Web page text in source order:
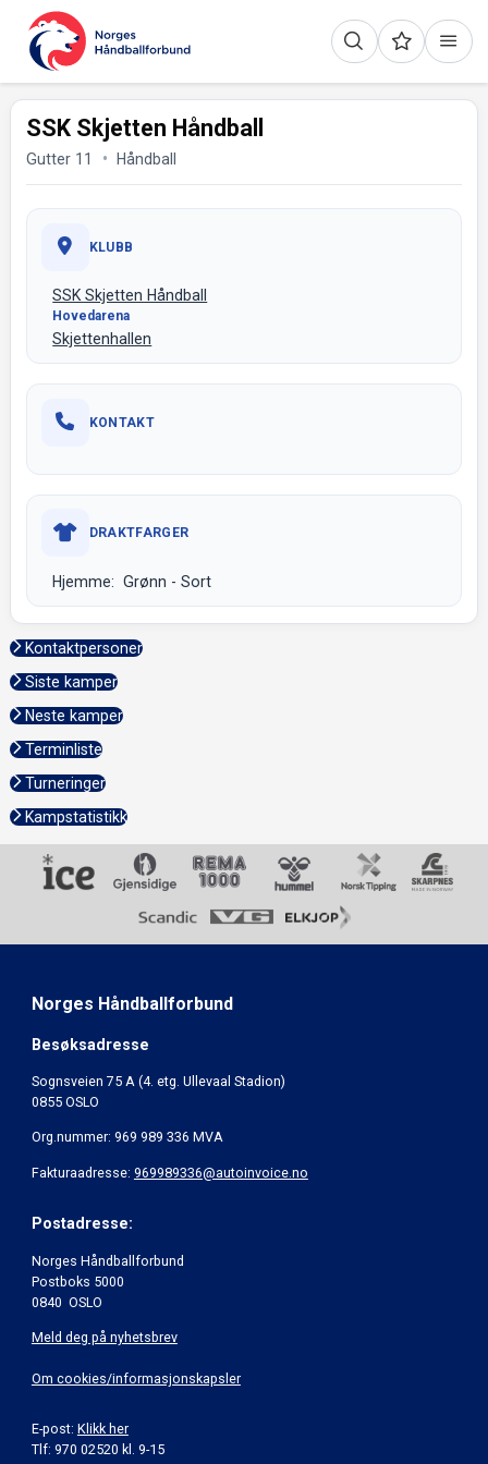
SSK Skjetten Håndball
Gutter 11 Håndball
KLUBB
SSK Skjetten Håndball
Hovedarena
Skjettenhallen
KONTAKT
DRAKTFARGER
Hjemme: Grønn - Sort
Kontaktpersoner
Siste kamper
Neste kamper
Terminliste
Turneringer
Kampstatistikk
Norges Håndballforbund
Besøksadresse
Sognsveien 75 A (4. etg. Ullevaal Stadion)
0855 OSLO
Org.nummer: 969 989 336 MVA
Fakturaadresse: 969989336@autoinvoice.no
Postadresse:
Norges Håndballforbund
Postboks 5000
0840 OSLO
Meld deg på nyhetsbrev
Om cookies/informasjonskapsler
E-post: Klikk her
Tlf: 970 02520 kl. 9-15